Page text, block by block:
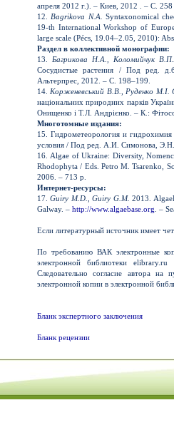
апреля 2012 г.). – Киев, 2012 . – С.
12.
Bagrikova N.A.
Syntaxonomical
19-th International Workshop of
large scale (Pécs, 19.04–2.05, 2010):
Раздел в коллективной монографии:
13. Багрикова Н.А., Коломийчук В.П.
Сосудистые растения / Под ред.
Альтерпрес, 2012. – C. 198–199.
14. Корженевський В.В., Руденко М.І.
національних природних парків
Онищенко і Т.Л. Андрієнко. – К.:
Многотомные издания:
15. Гидрометеорология и
условия / Под ред. А.И. Симонова,
16. Algae of Ukraine: Diversity,
Rhodophyta / Eds. Petro M. Tsarenko,
2006. – 713 p.
Интернет-ресурсы:
17. Guiry M.D., Guiry G.M.2013.
Galway. – http://www.algaebase.org . –
Если литературный источник имеет
По требованию ВАК электронные
электронной библиотеки elibrary.ru
Следовательно согласие автора на
электронной копии в электронной
Бланк экспертного заключения
Бланк рецензии